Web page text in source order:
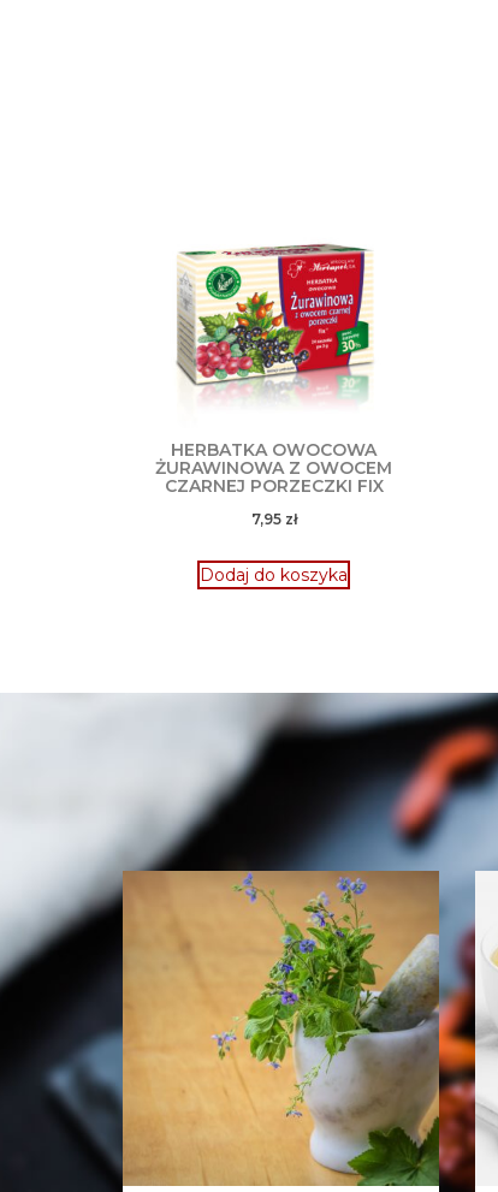
HERBATKA OWOCOWA
ŻURAWINOWA Z OWOCEM
CZARNEJ PORZECZKI FIX
7,95 zł
Dodaj do koszyka